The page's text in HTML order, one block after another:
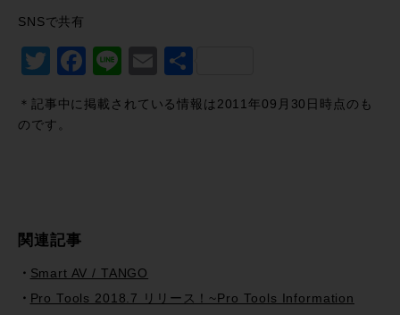
SNSで共有
Twitter
Facebook
LineEmail
＊記事中に掲載されている情報は2011年09月30日時点のも
のです。
関連記事
Smart AV / TANGO
Pro Tools 2018.7 リリース！~Pro Tools Information